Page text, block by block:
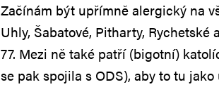
Začínám být upřímně alergický na
Uhly, Šabatové, Pitharty,
77. Mezi ně také patří (bigotní)
se pak spojila s ODS), aby to tu